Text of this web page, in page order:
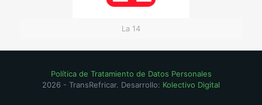
La 14
Política de Tratamiento de Datos Personales
2026 - TransRefricar. Desarrollo: Kolectivo Digital